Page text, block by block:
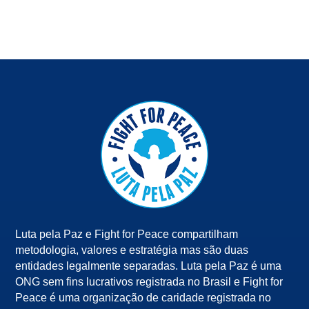
Luta pela Paz e Fight for Peace compartilham
metodologia, valores e estratégia mas são duas
entidades legalmente separadas. Luta pela Paz é uma
ONG sem fins lucrativos registrada no Brasil e Fight for
Peace é uma organização de caridade registrada no